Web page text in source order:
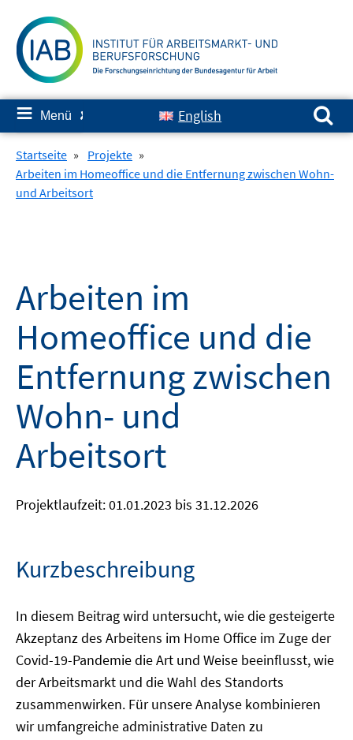
zum
Inhalt
≡ Menü ✘ English
Suchen nach:
Startseite » Projekte »
Arbeiten im Homeoffice und die Entfernung zwischen Wohn-
und Arbeitsort
Arbeiten im
Homeoffice und die
Entfernung zwischen
Wohn- und
Arbeitsort
Projektlaufzeit: 01.01.2023 bis 31.12.2026
Kurzbeschreibung
In diesem Beitrag wird untersucht, wie die gesteigerte
Akzeptanz des Arbeitens im Home Office im Zuge der
Covid-19-Pandemie die Art und Weise beeinflusst, wie
der Arbeitsmarkt und die Wahl des Standorts
zusammenwirken. Für unsere Analyse kombinieren
wir umfangreiche administrative Daten zu